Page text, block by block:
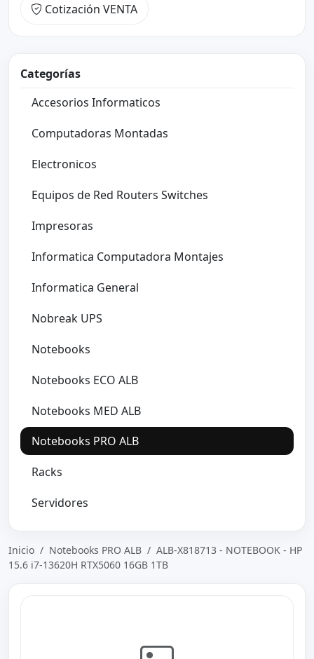
Cotización VENTA
Categorías
Accesorios Informaticos
Computadoras Montadas
Electronicos
Equipos de Red Routers Switches
Impresoras
Informatica Computadora Montajes
Informatica General
Nobreak UPS
Notebooks
Notebooks ECO ALB
Notebooks MED ALB
Notebooks PRO ALB
Racks
Servidores
Inicio / Notebooks PRO ALB / ALB-X818713 - NOTEBOOK - HP
15.6 i7-13620H RTX5060 16GB 1TB